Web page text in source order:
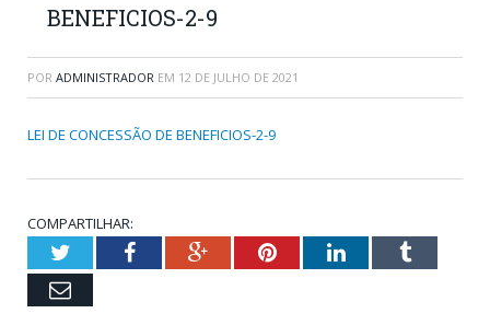
BENEFICIOS-2-9
POR ADMINISTRADOR EM 12 DE JULHO DE 2021
LEI DE CONCESSÃO DE BENEFICIOS-2-9
COMPARTILHAR:
TwitterFacebookGoogle+PinterestLinkedInTumblr
Email